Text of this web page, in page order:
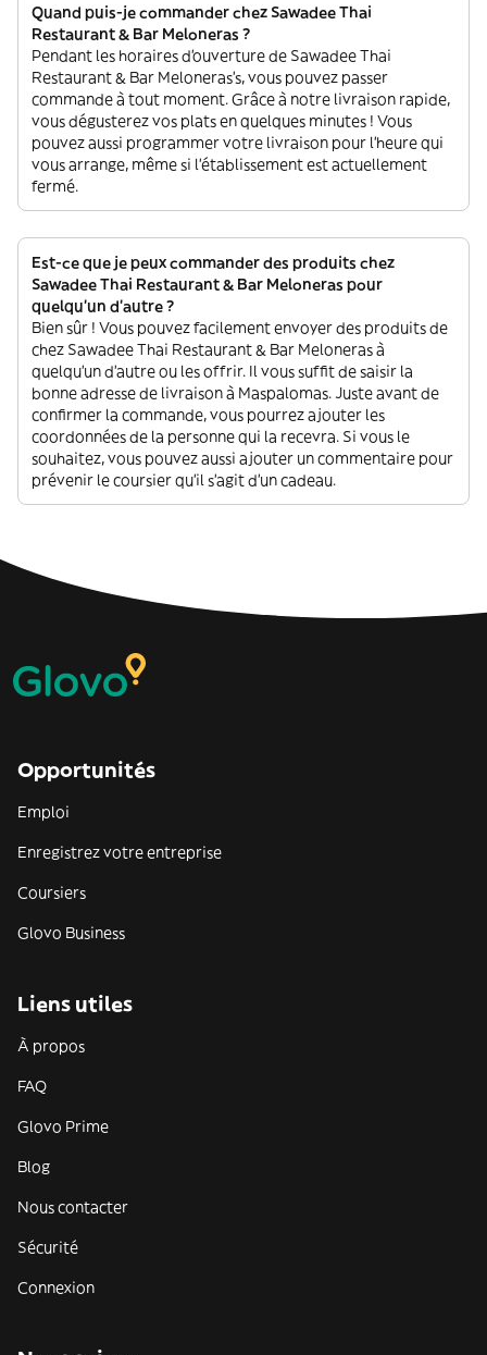
Quand puis-je commander chez Sawadee Thai
Restaurant & Bar Meloneras ?
Pendant les horaires d'ouverture de Sawadee Thai
Restaurant & Bar Meloneras’s, vous pouvez passer
commande à tout moment. Grâce à notre livraison rapide,
vous dégusterez vos plats en quelques minutes ! Vous
pouvez aussi programmer votre livraison pour l'heure qui
vous arrange, même si l'établissement est actuellement
fermé.
Est-ce que je peux commander des produits chez
Sawadee Thai Restaurant & Bar Meloneras pour
quelqu'un d'autre ?
Bien sûr ! Vous pouvez facilement envoyer des produits de
chez Sawadee Thai Restaurant & Bar Meloneras à
quelqu'un d'autre ou les offrir. Il vous suffit de saisir la
bonne adresse de livraison à Maspalomas. Juste avant de
confirmer la commande, vous pourrez ajouter les
coordonnées de la personne qui la recevra. Si vous le
souhaitez, vous pouvez aussi ajouter un commentaire pour
prévenir le coursier qu'il s'agit d'un cadeau.
Opportunités
Emploi
Enregistrez votre entreprise
Coursiers
Glovo Business
Liens utiles
À propos
FAQ
Glovo Prime
Blog
Nous contacter
Sécurité
Connexion